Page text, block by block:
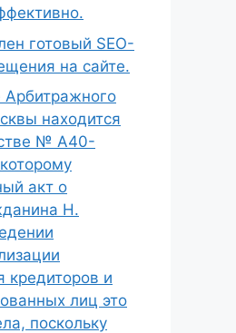
готовый SEO-
на сайте.
Арбитражного
находится
№ А40-
акт о
Н.
кредиторов и
лиц это
поскольку